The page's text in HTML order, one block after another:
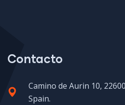
Contacto
Camino de Aurin 10,
Spain.